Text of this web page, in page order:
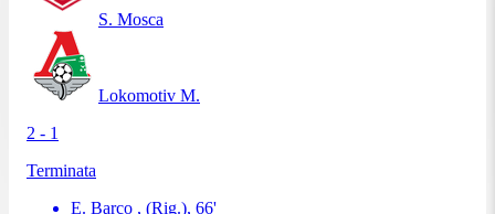
S. Mosca
Lokomotiv M.
2 - 1
Terminata
E. Barco , (Rig.), 66'